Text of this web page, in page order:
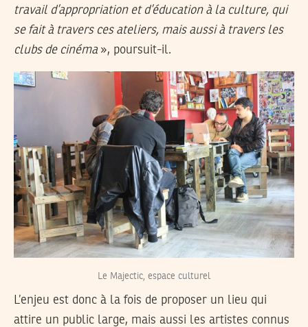
travail d’appropriation et d’éducation à la culture, qui
se fait à travers ces ateliers, mais aussi à travers les
clubs de cinéma », poursuit-il.
Le Majectic, espace culturel
L’enjeu est donc à la fois de proposer un lieu qui
attire un public large, mais aussi les artistes connus